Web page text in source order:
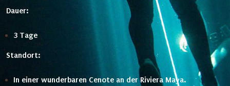
Dauer:
3 Tage
Standort:
In einer wunderbaren Cenote an der Riviera Maya.